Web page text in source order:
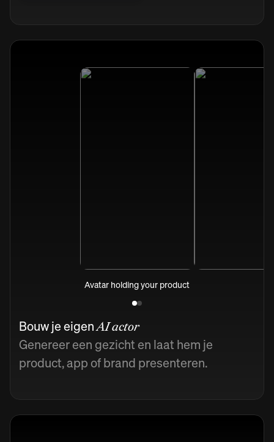
Avatar holding your product
Bouw je eigenAI actor
Genereer een gezicht en laat hem je
product, app of brand presenteren.